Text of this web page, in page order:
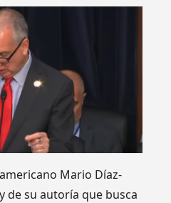
Mario Díaz-
de su autoría que busca